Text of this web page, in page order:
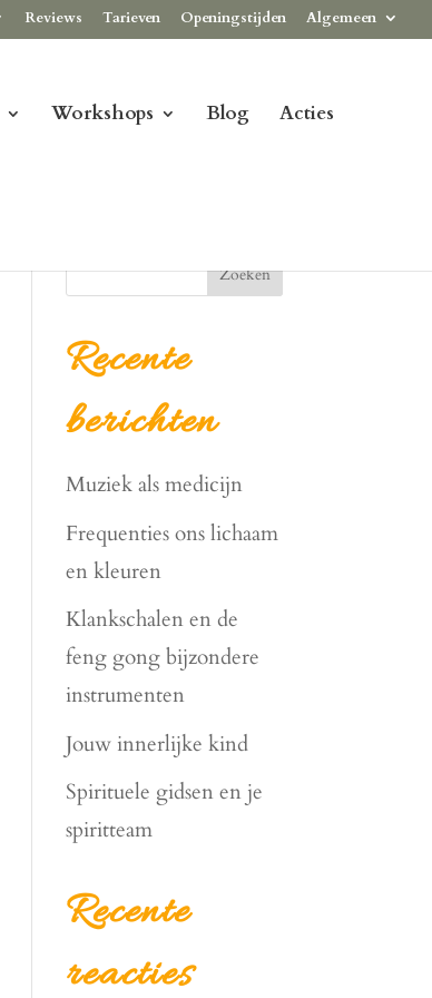
Reviews Tarieven Openingstijden Algemeen
Workshops Blog Acties
Zoeken
Recente
berichten
Muziek als medicijn
Frequenties ons lichaam
en kleuren
Klankschalen en de
feng gong bijzondere
instrumenten
Jouw innerlijke kind
Spirituele gidsen en je
spiritteam
Recente
reacties